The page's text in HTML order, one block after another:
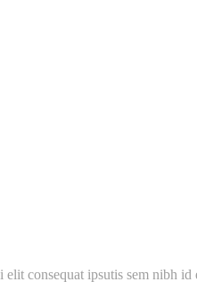
consequat ipsutis sem nibh